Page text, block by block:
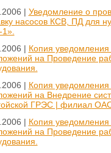
| Уведомление о
насосов КСВ, ПД для
| Копия уведомления
на Проведение
| Копия уведомления
на Внедрение
ГРЭС | филиал
| Копия уведомления
на Проведение